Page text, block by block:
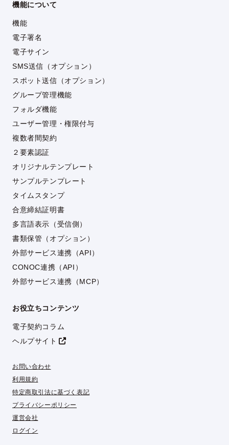
機能について
機能
電子署名
電子サイン
SMS送信（オプション）
スポット送信（オプション）
グループ管理機能
フォルダ機能
ユーザー管理・権限付与
複数者間契約
２要素認証
オリジナルテンプレート
サンプルテンプレート
タイムスタンプ
合意締結証明書
多言語表示（受信側）
書類保管（オプション）
外部サービス連携（API）
CONOC連携（API）
外部サービス連携（MCP）
お役立ちコンテンツ
電子契約コラム
ヘルプサイト
お問い合わせ
利用規約
特定商取引法に基づく表記
プライバシーポリシー
運営会社
ログイン